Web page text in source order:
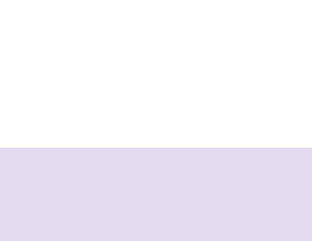
Naším cieľom je, aby každý
za to.